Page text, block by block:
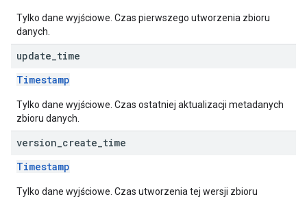
Tylko dane wyjściowe. Czas pierwszego utworzenia zbioru
danych.
update time
Timestamp
Tylko dane wyjściowe. Czas ostatniej aktualizacji metadanych
zbioru danych.
version create time
Timestamp
Tylko dane wyjściowe. Czas utworzenia tej wersji zbioru